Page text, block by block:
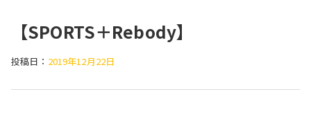
【SPORTS＋Rebody】
投稿日： 2019年12月22日